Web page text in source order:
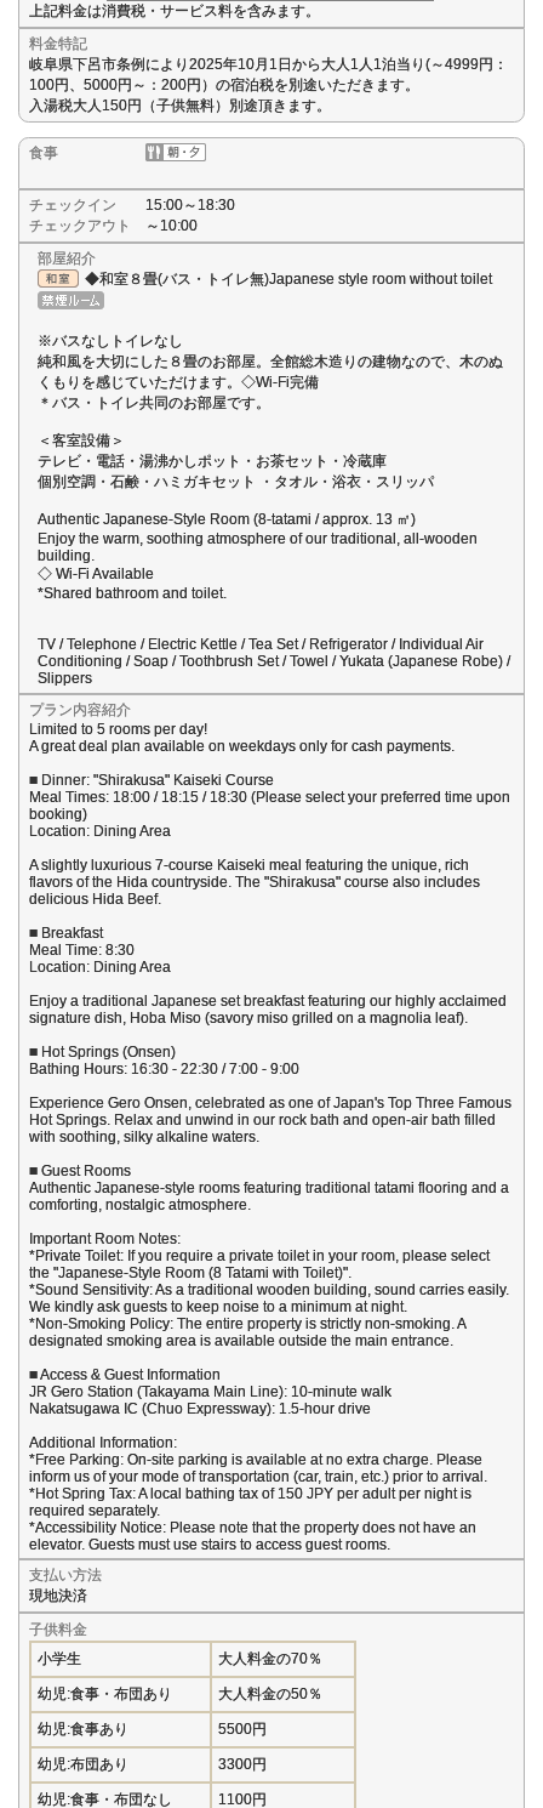
上記料金は消費税・サービス料を含みます。
料金特記
岐阜県下呂市条例により2025年10月1日から大人1人1泊当り(～4999円：
100円、5000円～：200円）の宿泊税を別途いただきます。
入湯税大人150円（子供無料）別途頂きます。
食事
チェックイン
15:00～18:30
チェックアウト
～10:00
部屋紹介
◆和室８畳(バス・トイレ無)Japanese style room without toilet
※バスなしトイレなし
純和風を大切にした８畳のお部屋。全館総木造りの建物なので、木のぬ
くもりを感じていただけます。◇Wi-Fi完備
＊バス・トイレ共同のお部屋です。
＜客室設備＞
テレビ・電話・湯沸かしポット・お茶セット・冷蔵庫
個別空調・石鹸・ハミガキセット ・タオル・浴衣・スリッパ
Authentic Japanese-Style Room (8-tatami / approx. 13 ㎡)
Enjoy the warm, soothing atmosphere of our traditional, all-wooden
building.
◇ Wi-Fi Available
*Shared bathroom and toilet.
TV / Telephone / Electric Kettle / Tea Set / Refrigerator / Individual Air
Conditioning / Soap / Toothbrush Set / Towel / Yukata (Japanese Robe) /
Slippers
プラン内容紹介
Limited to 5 rooms per day!
A great deal plan available on weekdays only for cash payments.
■ Dinner: "Shirakusa" Kaiseki Course
Meal Times: 18:00 / 18:15 / 18:30 (Please select your preferred time upon
booking)
Location: Dining Area
A slightly luxurious 7-course Kaiseki meal featuring the unique, rich
flavors of the Hida countryside. The "Shirakusa" course also includes
delicious Hida Beef.
■ Breakfast
Meal Time: 8:30
Location: Dining Area
Enjoy a traditional Japanese set breakfast featuring our highly acclaimed
signature dish, Hoba Miso (savory miso grilled on a magnolia leaf).
■ Hot Springs (Onsen)
Bathing Hours: 16:30 - 22:30 / 7:00 - 9:00
Experience Gero Onsen, celebrated as one of Japan's Top Three Famous
Hot Springs. Relax and unwind in our rock bath and open-air bath filled
with soothing, silky alkaline waters.
■ Guest Rooms
Authentic Japanese-style rooms featuring traditional tatami flooring and a
comforting, nostalgic atmosphere.
Important Room Notes:
*Private Toilet: If you require a private toilet in your room, please select
the "Japanese-Style Room (8 Tatami with Toilet)".
*Sound Sensitivity: As a traditional wooden building, sound carries easily.
We kindly ask guests to keep noise to a minimum at night.
*Non-Smoking Policy: The entire property is strictly non-smoking. A
designated smoking area is available outside the main entrance.
■ Access & Guest Information
JR Gero Station (Takayama Main Line): 10-minute walk
Nakatsugawa IC (Chuo Expressway): 1.5-hour drive
Additional Information:
*Free Parking: On-site parking is available at no extra charge. Please
inform us of your mode of transportation (car, train, etc.) prior to arrival.
*Hot Spring Tax: A local bathing tax of 150 JPY per adult per night is
required separately.
*Accessibility Notice: Please note that the property does not have an
elevator. Guests must use stairs to access guest rooms.
支払い方法
現地決済
子供料金
小学生
大人料金の70％
幼児:食事・布団あり 大人料金の50％
幼児:食事あり 5500円
幼児:布団あり 3300円
幼児:食事・布団なし 1100円